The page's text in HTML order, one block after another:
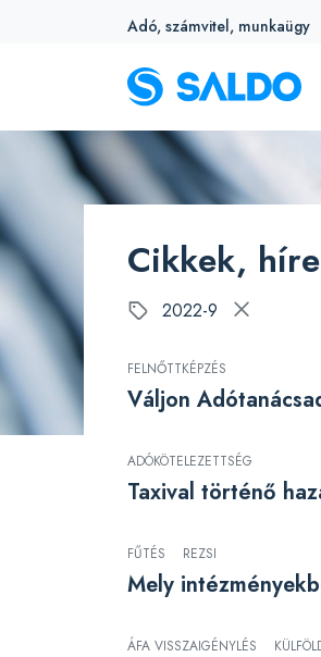
Adó, számvitel, munkaügy
Cikkek,
2022-9
FELNŐTTKÉPZÉS
Váljon
ADÓKÖTELEZETTSÉG
Taxival történő
FŰTÉS REZSI
Mely
ÁFA VISSZAIGÉNYLÉS